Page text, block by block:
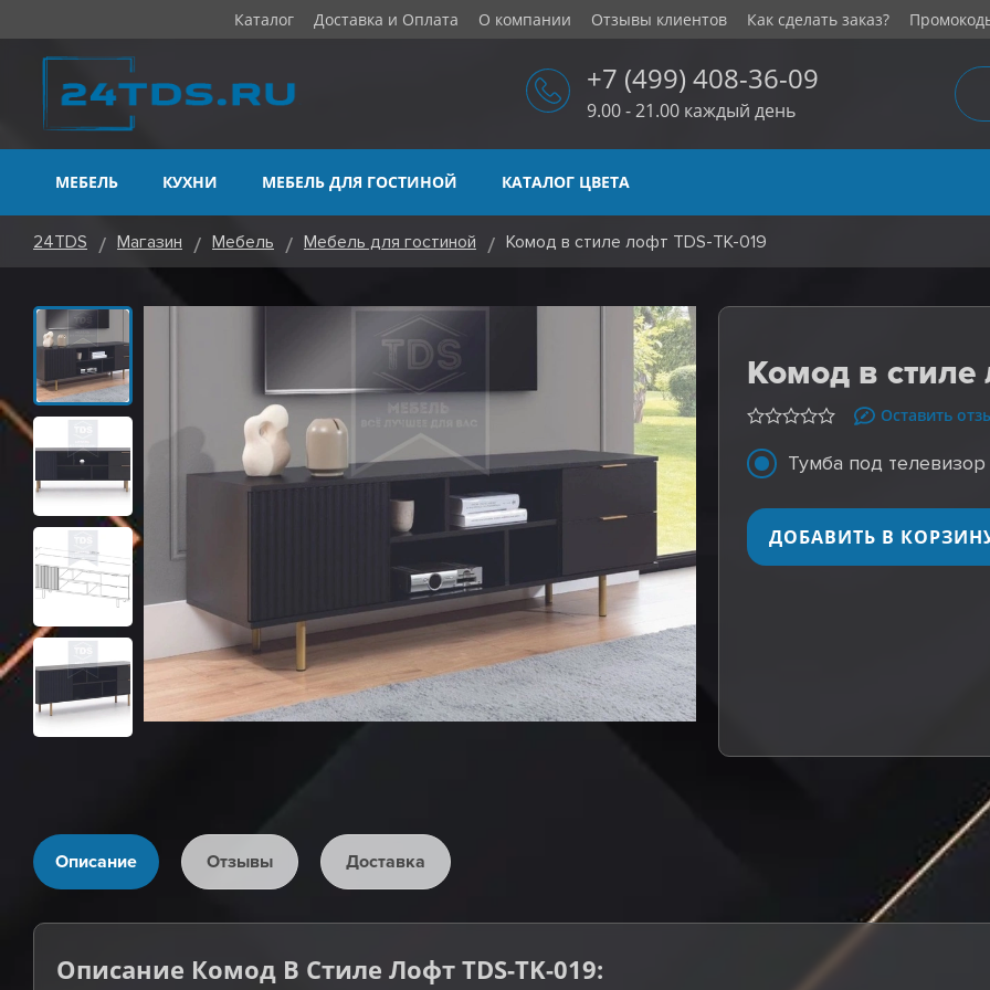
Каталог Доставка и Оплата О компании Отзывы клиентов Как сделать заказ?
+7 (499) 408-36-09
9.00 - 21.00 каждый день
МЕБЕЛЬ КУХНИ МЕБЕЛЬ ДЛЯ ГОСТИНОЙ КАТАЛОГ ЦВЕТА
24TDS Магазин Мебель Мебель для гостиной Комод в стиле лофт TDS-TK-019
Комод в стиле
Оставить
Тумба под
ДОБАВИТЬ В
Описание Отзывы Доставка
Описание Комод В Стиле Лофт TDS-TK-019: